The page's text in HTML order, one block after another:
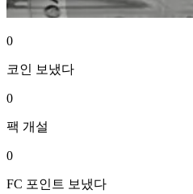
0
코인 보냈다
0
팩 개설
0
FC 포인트 보냈다